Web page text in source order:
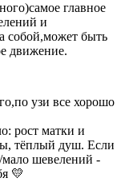
главное
и
собой,может быть
движение.
узи все хорошо
рост матки и
тёплый душ. Если
мало шевелений -
💛